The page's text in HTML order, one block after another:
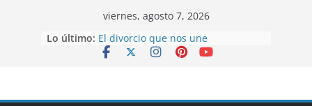
viernes, agosto 7, 2026
Lo último: El divorcio que nos une
La millonésima mujer